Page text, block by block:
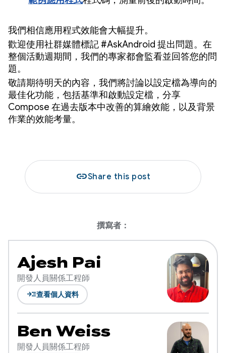
我們相信應用程式效能會大幅提升。
歡迎使用社群媒體標記 #AskAndroid 提出問題。在
整個活動週期間，我們的專家都會監看並回答您的問
題。
敬請期待明天的內容，我們將討論以設定檔為導向的
最佳化功能，包括基準和啟動設定檔，分享
Compose 在過去版本中改善的算繪效能，以及背景
作業的效能考量。
linkShare this post
撰寫者：
Ajesh Pai
開發人員關係工程師
read_more查看個人資料
Ben Weiss
開發人員關係工程師